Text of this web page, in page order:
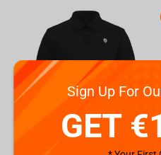
Sign Up For
GET